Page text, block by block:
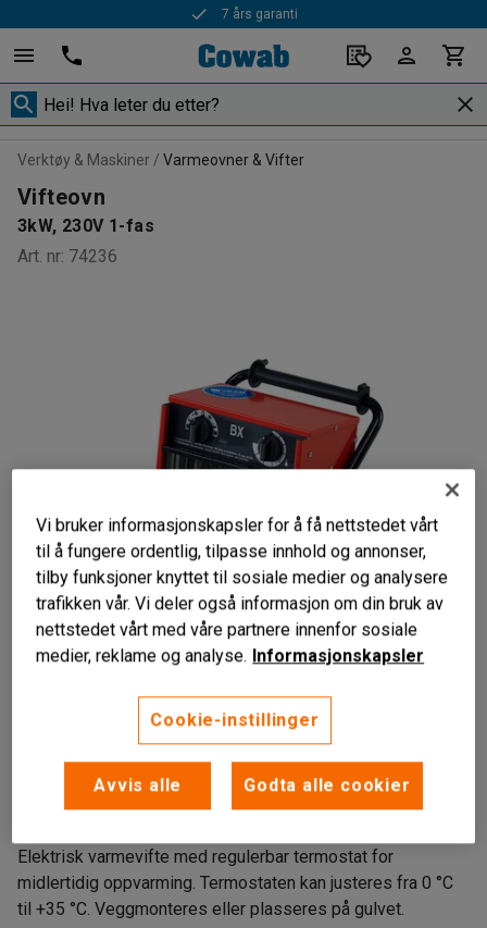
7 års garanti
Verktøy & Maskiner Varmeovner & Vifter
Vifteovn
3kW, 230V 1-fas
Art. nr: 74236
Liknende produkter
Regulerbar termostat
Kan veggmonteres
Med bærehåndtak
Elektrisk varmevifte med regulerbar termostat for
midlertidig oppvarming. Termostaten kan justeres fra 0 °C
til +35 °C. Veggmonteres eller plasseres på gulvet.
Vi bruker informasjonskapsler for å få nettstedet vårt
til å fungere ordentlig, tilpasse innhold og annonser,
tilby funksjoner knyttet til sosiale medier og analysere
trafikken vår. Vi deler også informasjon om din bruk av
nettstedet vårt med våre partnere innenfor sosiale
medier, reklame og analyse. Informasjonskapsler
Cookie-instillinger
Avvis alle Godta alle cookier